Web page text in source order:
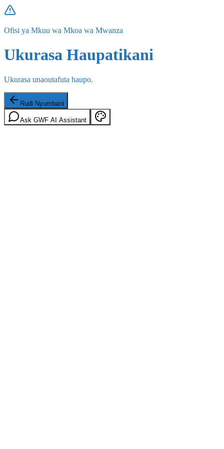
Ofisi ya Mkuu wa Mkoa wa Mwanza
Ukurasa Haupatikani
Ukurasa unaoutafuta haupo.
Rudi Nyumbani
Ask GWF AI Assistant